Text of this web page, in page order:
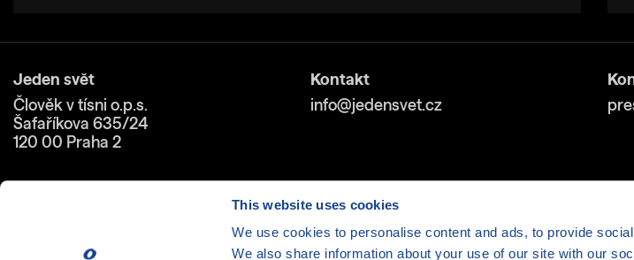
This website uses cookies
We use cookies to personalise content and ads, to provide
We also share information about your use of our site with our
Jeden svět
Člověk v tísni o.p.s.
Šafaříkova 635/24
120 00 Praha 2
Kontakt
info@jedensvet.cz